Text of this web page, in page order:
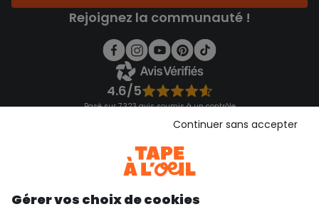
Rejoignez la communauté !
4.6/5
Basé sur 7 323 avis soumis à un contrôle
Consulter les CGU
Gérer vos choix de cookies
Continuer sans accepter